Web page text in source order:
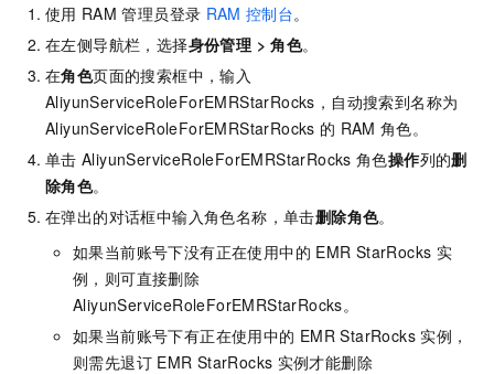
使用 RAM 管理员登录 RAM 控制台。
在左侧导航栏，选择身份管理 >角色。
在角色页面的搜索框中，输入
AliyunServiceRoleForEMRStarRocks，自动搜索到名称为
AliyunServiceRoleForEMRStarRocks 的 RAM 角色。
单击 AliyunServiceRoleForEMRStarRocks 角色操作列的删
除角色。
在弹出的对话框中输入角色名称，单击删除角色。
如果当前账号下没有正在使用中的 EMR StarRocks 实
例，则可直接删除
AliyunServiceRoleForEMRStarRocks。
如果当前账号下有正在使用中的 EMR StarRocks 实例，
则需先退订 EMR StarRocks 实例才能删除